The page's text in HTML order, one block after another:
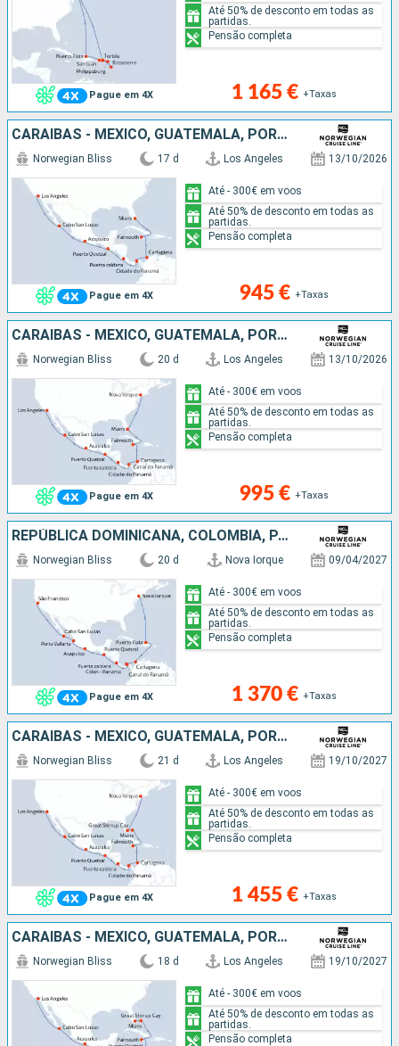
Pague em 4X 1 165 € +Taxas
Até 50% de desconto em todas as
partidas.
Pensão completa
CARAIBAS - MEXICO, GUATEMALA, PORTO RICO, PANAMA, COLÔMBIA, JAMAICA, ESTADOS UNIDOS
Pague em 4X
Norwegian Bliss 17 d Los Angeles 13/10/2026
945 € +Taxas
Até - 300€ em voos
Até 50% de desconto em todas as
partidas.
Pensão completa
CARAIBAS - MEXICO, GUATEMALA, PORTO RICO, PANAMA, COLÔMBIA, JAMAICA, ESTADOS UNIDOS
Pague em 4X
Norwegian Bliss 20 d Los Angeles 13/10/2026
995 € +Taxas
Até - 300€ em voos
Até 50% de desconto em todas as
partidas.
Pensão completa
REPÚBLICA DOMINICANA, COLÔMBIA, PANAMA, PORTO RICO, GUATEMALA, CARAIBAS - MEXICO, ESTADOS UNIDOS
Pague em 4X
Norwegian Bliss 20 d Nova Iorque 09/04/2027
1 370 € +Taxas
Até - 300€ em voos
Até 50% de desconto em todas as
partidas.
Pensão completa
CARAIBAS - MEXICO, GUATEMALA, PORTO RICO, PANAMA, COLÔMBIA, JAMAICA, BAHAMAS, ESTADOS UNIDOS
Pague em 4X
Norwegian Bliss 21 d Los Angeles 19/10/2027
1 455 € +Taxas
Até - 300€ em voos
Até 50% de desconto em todas as
partidas.
Pensão completa
CARAIBAS - MEXICO, GUATEMALA, PORTO RICO, PANAMA, COLÔMBIA, JAMAICA, BAHAMAS, ESTADOS UNIDOS
Norwegian Bliss 18 d Los Angeles 19/10/2027
Até - 300€ em voos
Até 50% de desconto em todas as
partidas.
Pensão completa